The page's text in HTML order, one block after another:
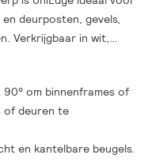
deurposten, gevels,
Verkrijgbaar in wit,
en
concepten en
om binnenframes of
of deuren te
en kantelbare beugels.